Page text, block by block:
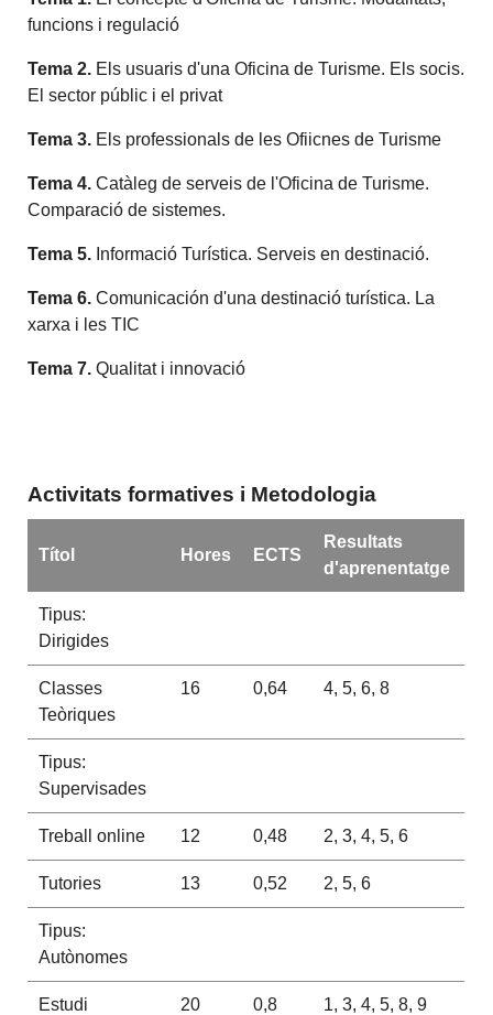
funcions i regulació
Tema 2. Els usuaris d'una Oficina de Turisme. Els socis.
El sector públic i el privat
Tema 3. Els professionals de les Ofiicnes de Turisme
Tema 4. Catàleg de serveis de l'Oficina de Turisme.
Comparació de sistemes.
Tema 5. Informació Turística. Serveis en destinació.
Tema 6. Comunicación d'una destinació turística. La
xarxa i les TIC
Tema 7. Qualitat i innovació
Activitats formatives i Metodologia
Títol Hores ECTS
Resultats
d'aprenentatge
Tipus:
Dirigides
Classes
Teòriques
16 0,64 4, 5, 6, 8
Tipus:
Supervisades
Treball online 12 0,48 2, 3, 4, 5, 6
Tutories 13 0,52 2, 5, 6
Tipus:
Autònomes
Estudi 20 0,8 1, 3, 4, 5, 8, 9